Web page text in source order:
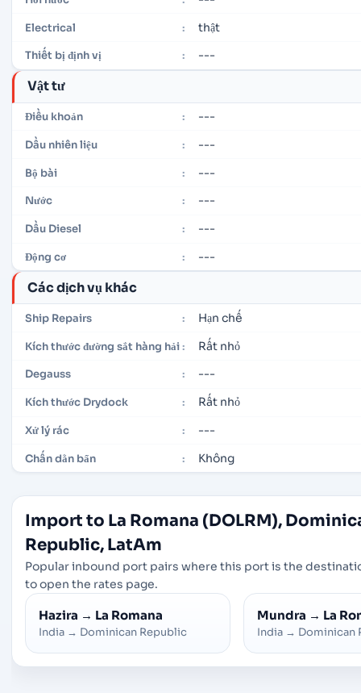
Electrical : thật
Thiết bị định vị : ---
Vật tư
Điều khoản : ---
Dầu nhiên liệu : ---
Bộ bài : ---
Nước : ---
Dầu Diesel : ---
Động cơ : ---
Các dịch vụ khác
Ship Repairs : Hạn chế
Kích thước đường sắt hàng hải: Rất nhỏ
Degauss : ---
Kích thước Drydock : Rất nhỏ
Xử lý rác : ---
Chấn dằn bẩn : Không
Import to La Romana (DOLRM),
Republic, LatAm
Popular inbound port pairs where this port is the
to open the rates page.
Hazira → La Romana
India → Dominican Republic
Mundra → La
India → Dominican